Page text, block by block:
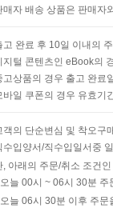
매자 배송 상품은 판매자
고 완료 후 10일 이내의
지털 콘텐츠인 eBook의
고상품의 경우 출고 완료
바일 쿠폰의 경우 유효기
객의 단순변심 및 착오구
수입양서/직수입일서중
, 아래의 주문/취소 조건
오늘 00시 ~ 06시 30분
오늘 06시 30분 이후 주